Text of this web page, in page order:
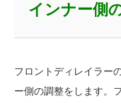
インナー側
フロントディレイラー
ー側の調整をします。